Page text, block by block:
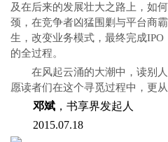
及在后来的发展壮大之路上，如
颈，在竞争者凶猛围剿与平台商
生，改变业务模式，最终完成
的全过程。
在风起云涌的大潮中，读别
愿读者们在这个寻觅过程中，更从
邓斌 ，书享界发起人
2015.07.18